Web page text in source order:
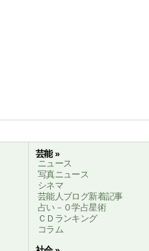
芸能 »
ニュース
写真ニュース
シネマ
芸能人ブログ新着記事
占い－０学占星術
ＣＤランキング
コラム